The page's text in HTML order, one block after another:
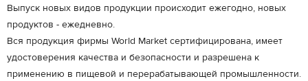
Выпуск новых видов продукции происходит ежегодно, новых
продуктов - ежедневно.
Вся продукция фирмы World Market сертифицирована, имеет
удостоверения качества и безопасности и разрешена к
применению в пищевой и перерабатывающей промышленности.